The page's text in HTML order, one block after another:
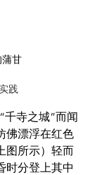
践
甘
千寺之城”而闻
佛漂浮在红色
图所示）轻而
时分登上其中